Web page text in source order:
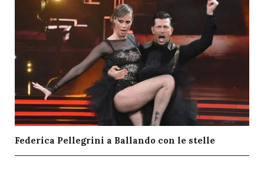
Federica Pellegrini a Ballando con le stelle